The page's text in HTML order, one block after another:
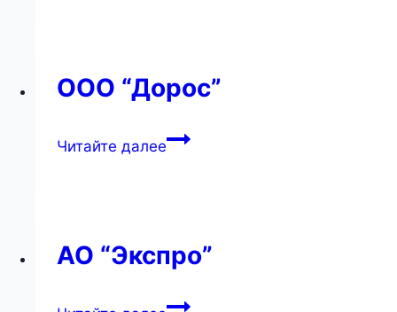
ООО “Дорос”
Читайте далееООО
АО “Экспро”
АО